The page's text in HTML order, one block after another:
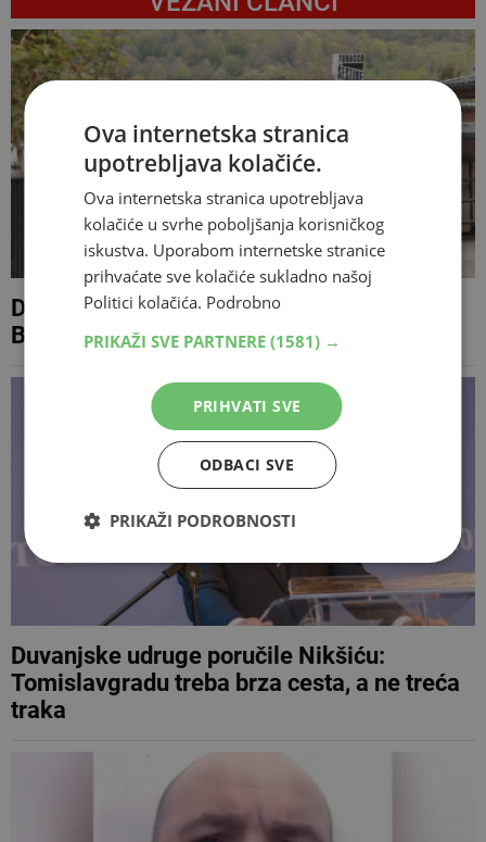
DORH predložio sankciju maloljetniku iz
BiH optuženom za ubojstvo u Zagrebu
Duvanjske udruge poručile Nikšiću:
Tomislavgradu treba brza cesta, a ne treća
traka
Ova internetska stranica
upotrebljava kolačiće.
Ova internetska stranica upotrebljava
kolačiće u svrhe poboljšanja korisničkog
iskustva. Uporabom internetske stranice
prihvaćate sve kolačiće sukladno našoj
Politici kolačića. Podrobno
PRIKAŽI SVE PARTNERE (1581) →
PRIHVATI SVE
ODBACI SVE
PRIKAŽI PODROBNOSTI